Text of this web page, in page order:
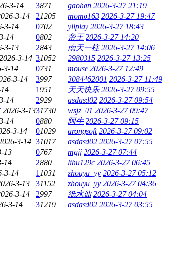
3-14 3871 gaohan 2026-3-27 21:19
3-14 21205 momo163 2026-3-27 19:47
3-14 0702 yllplay 2026-3-27 18:43
14 0802 帝王 2026-3-27 14:20
3-13 2843 南天一柱 2026-3-27 14:06
2026-3-14 31052 2980315 2026-3-27 13:25
3-14 0731 mouse 2026-3-27 12:49
3-14 3997 3084462001 2026-3-27 11:49
1951 天天快乐 2026-3-27 09:55
14 2929 asdasd02 2026-3-27 09:54
2026-3-1331730 wsjz_01 2026-3-27 09:47
14 0880 阿牛 2026-3-27 09:15
3-14 01029 arongsoft 2026-3-27 09:02
3-14 31017 asdasd02 2026-3-27 07:55
13 0767 mgjj 2026-3-27 07:44
14 2880 lihu129c 2026-3-27 06:45
3-14 1 1031 zhouyu_yy 2026-3-27 05:12
3-13 31152 zhouyu_yy 2026-3-27 04:36
3-14 2997 纸水仙 2026-3-27 04:04
3-14 31219 asdasd02 2026-3-27 03:55